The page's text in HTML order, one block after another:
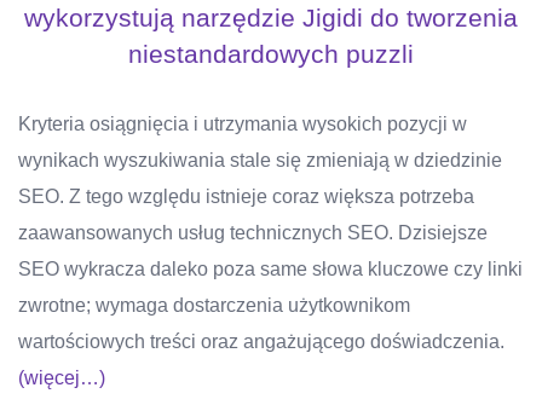
wykorzystują narzędzie Jigidi do tworzenia
niestandardowych puzzli
Kryteria osiągnięcia i utrzymania wysokich pozycji w
wynikach wyszukiwania stale się zmieniają w dziedzinie
SEO. Z tego względu istnieje coraz większa potrzeba
zaawansowanych usług technicznych SEO. Dzisiejsze
SEO wykracza daleko poza same słowa kluczowe czy linki
zwrotne; wymaga dostarczenia użytkownikom
wartościowych treści oraz angażującego doświadczenia.
(więcej…)